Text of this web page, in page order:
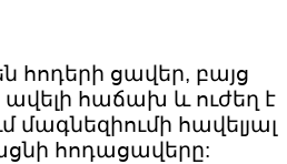
հոդերի ցավեր, բայց
ավելի հաճախ և ուժեղ է
մագնեզիումի հավելյալ
հոդացավերը: